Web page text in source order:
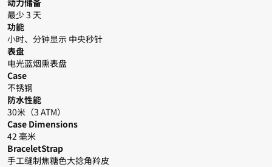
动力储备
最少 3 天
功能
小时、分钟显示 中央秒针
表盘
电光蓝烟熏表盘
Case
不锈钢
防水性能
30米（3 ATM）
Case Dimensions
42 毫米
BraceletStrap
手工缝制焦糖色大捻角羚皮